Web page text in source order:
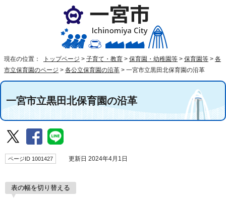
現在の位置： トップページ > 子育て・教育 > 保育園・幼稚園等 > 保育園等 > 各
市立保育園のページ > 各公立保育園の沿革 > 一宮市立黒田北保育園の沿革
一宮市立黒田北保育園の沿革
ページID 1001427 更新日 2024年4月1日
表の幅を切り替える